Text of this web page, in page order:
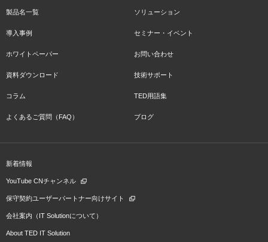
製品名一覧 ソリューション
導入事例 セミナー・イベント
ホワイトペーパー お問い合わせ
資料ダウンロード 技術サポート
コラム TED用語集
よくあるご質問（FAQ） ブログ
新着情報
YouTube CNチャンネル
保守契約ユーザーパートナー向けサイト
会社案内（IT Solutionについて）
About TED IT Solution